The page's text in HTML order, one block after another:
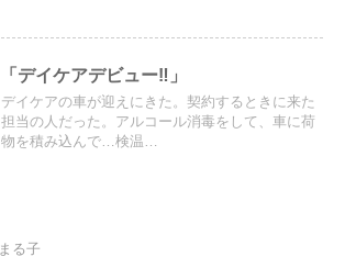
「デイケアデビュー‼︎」
デイケアの車が迎えにきた。契約するときに来た
担当の人だった。アルコール消毒をして、車に荷
物を積み込んで…検温…
まる子